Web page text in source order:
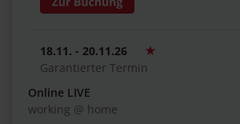
18.11. - 20.11.26
Garantierter Termin
Online LIVE
working @ home